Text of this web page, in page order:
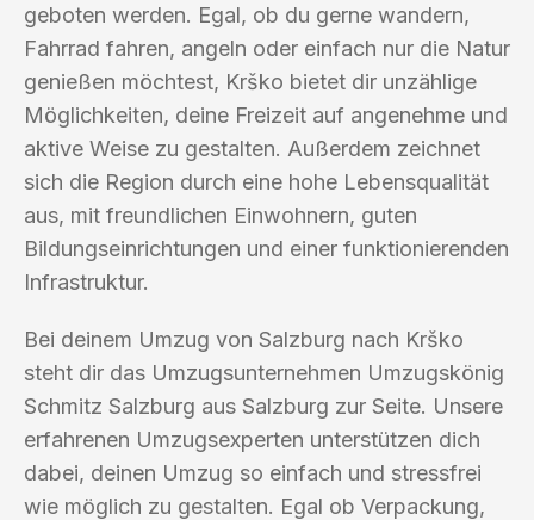
geboten werden. Egal, ob du gerne wandern,
Fahrrad fahren, angeln oder einfach nur die Natur
genießen möchtest, Krško bietet dir unzählige
Möglichkeiten, deine Freizeit auf angenehme und
aktive Weise zu gestalten. Außerdem zeichnet
sich die Region durch eine hohe Lebensqualität
aus, mit freundlichen Einwohnern, guten
Bildungseinrichtungen und einer funktionierenden
Infrastruktur.
Bei deinem Umzug von Salzburg nach Krško
steht dir das Umzugsunternehmen Umzugskönig
Schmitz Salzburg aus Salzburg zur Seite. Unsere
erfahrenen Umzugsexperten unterstützen dich
dabei, deinen Umzug so einfach und stressfrei
wie möglich zu gestalten. Egal ob Verpackung,